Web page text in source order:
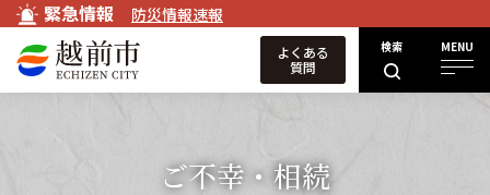
緊急情報 防災情報速報
検索 MENU
よくある
質問
ご不幸・相続